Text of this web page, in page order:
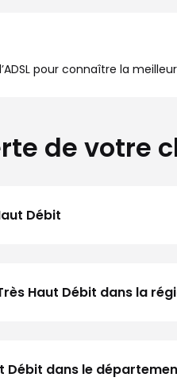
pour connaître la
de votre
Débit
Haut Débit dans la
Débit dans le